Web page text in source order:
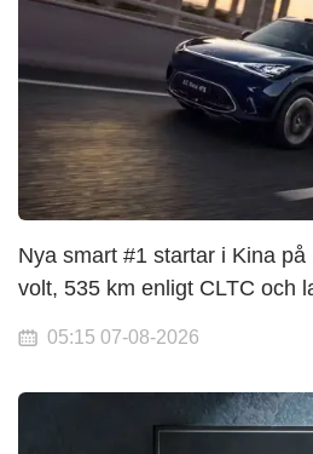
Nya smart #1 startar i Kina
volt, 535 km enligt CLTC och
05:15 07-08-2026